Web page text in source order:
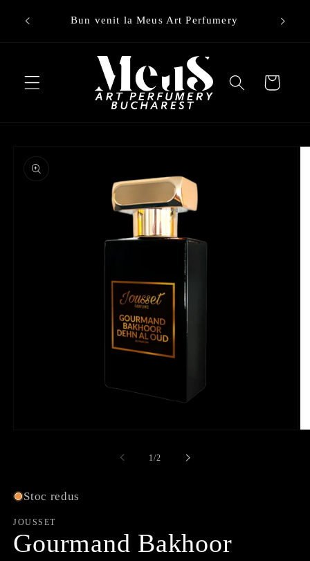
conținut
Bun venit la Meus Art Perfumery
Cart
informațiile
despre
produs
1/de
2
Stoc redus
JOUSSET
Gourmand Bakhoor